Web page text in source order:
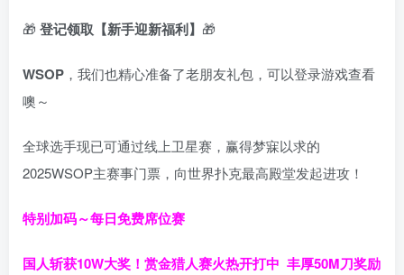
🎁 登记领取【新手迎新福利】 🎁
WSOP ，我们也精心准备了老朋友礼包，可以登录游戏查看
噢～
全球选手现已可通过线上卫星赛，赢得梦寐以求的
2025WSOP主赛事门票，向世界扑克最高殿堂发起进攻！
特别加码～每日免费席位赛
国人斩获10W大奖！ 赏金猎人赛火热开打中 丰厚50M刀奖励